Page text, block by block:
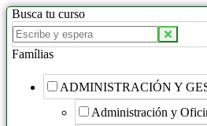
Busca tu curso
Famílias
ADMINISTRACIÓN Y
Administración y